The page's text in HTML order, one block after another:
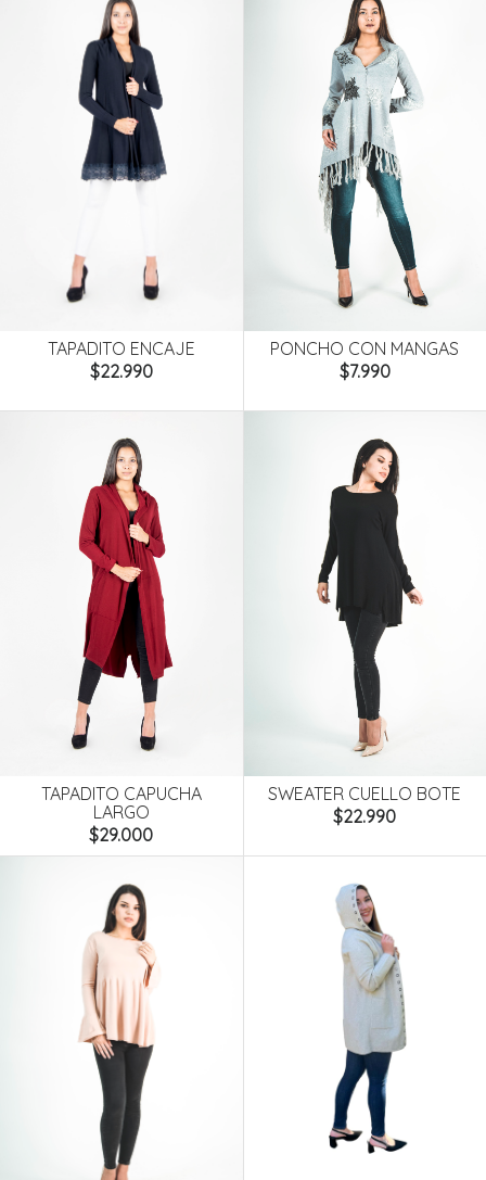
TAPADITO ENCAJE
$22.990
PONCHO CON MANGAS
$7.990
TAPADITO CAPUCHA
LARGO
$29.000
SWEATER CUELLO BOTE
$22.990